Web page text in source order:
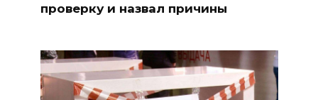
проверку и назвал причины